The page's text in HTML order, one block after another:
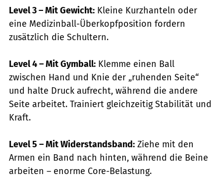
Level 3–Mit Gewicht: Kleine Kurzhanteln oder
eine Medizinball-Überkopfposition fordern
zusätzlich die Schultern.
Level 4–Mit Gymball: Klemme einen Ball
zwischen Hand und Knie der „ruhenden Seite“
und halte Druck aufrecht, während die andere
Seite arbeitet. Trainiert gleichzeitig Stabilität und
Kraft.
Level 5 –Mit Widerstandsband: Ziehe mit den
Armen ein Band nach hinten, während die Beine
arbeiten – enorme Core-Belastung.